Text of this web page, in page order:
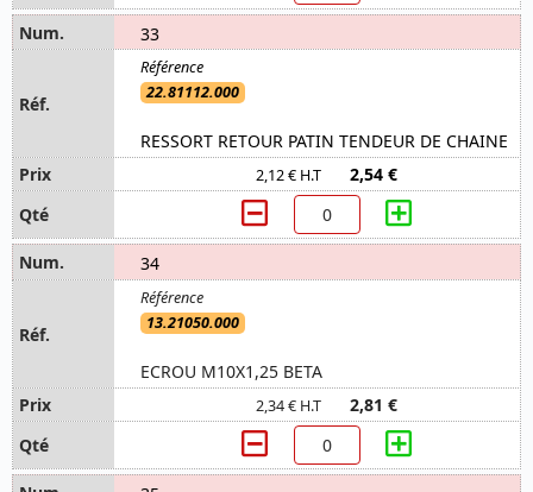
33
22.81112.000
RESSORT RETOUR PATIN TENDEUR DE CHAINE
2,12 € H.T 2,54 €
34
13.21050.000
ECROU M10X1,25 BETA
2,34 € H.T 2,81 €